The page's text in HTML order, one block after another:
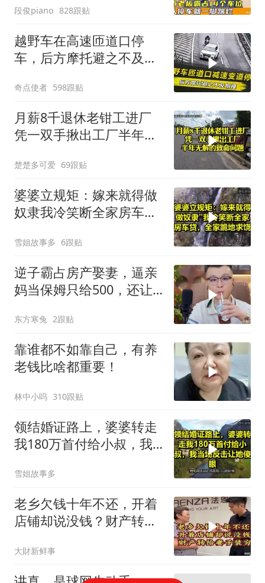
段俊piano 828跟贴
越野车在高速匝道口停
车，后方摩托避之不及相
奇点使者 598跟贴
月薪8千退休老钳工进厂
凭一双手揪出工厂半年无
楚楚多可爱 69跟贴
婆婆立规矩：嫁来就得做
奴隶我冷笑断全家房车
雪姐故事多 6跟贴
逆子霸占房产娶妻，逼亲
妈当保姆只给500，还让
东方寒兔 2跟贴
靠谁都不如靠自己，有养
老钱比啥都重要！
林中小呜 310跟贴
领结婚证路上，婆婆转走
我180万首付给小叔，我
雪姐故事多
老乡欠钱十年不还，开着
店铺却说没钱？财产转给
大財新鲜事